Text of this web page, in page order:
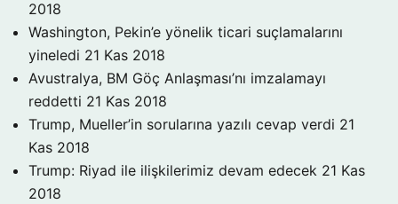
2018
Washington, Pekin’e yönelik ticari suçlamalarını
yineledi 21 Kas 2018
Avustralya, BM Göç Anlaşması’nı imzalamayı
reddetti 21 Kas 2018
Trump, Mueller’in sorularına yazılı cevap verdi 21
Kas 2018
Trump: Riyad ile ilişkilerimiz devam edecek 21 Kas
2018